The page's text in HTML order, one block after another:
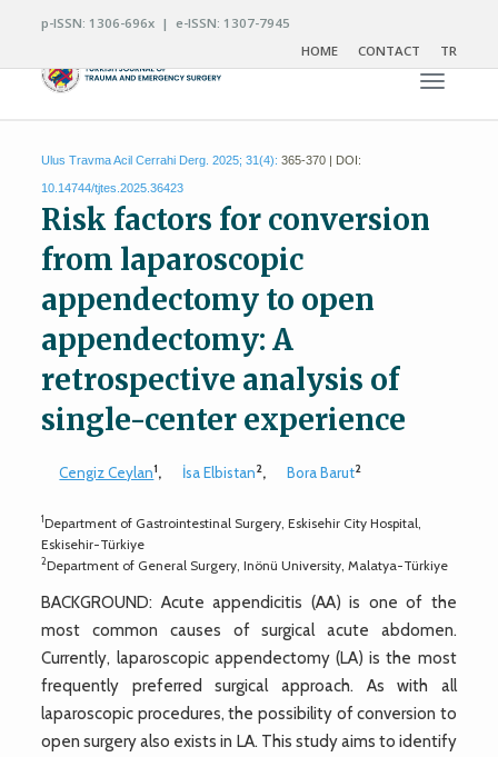
p-ISSN: 1306-696x | e-ISSN: 1307-7945
HOME
CONTACT TR
Toggle
Ulus Travma Acil Cerrahi Derg. 2025; 31(4): 365-370 | DOI:
10.14744/tjtes.2025.36423
Risk factors for conversion
from laparoscopic
appendectomy to open
appendectomy: A
retrospective analysis of
single-center experience
Cengiz Ceylan1, İsa Elbistan2, Bora Barut2
1Department of Gastrointestinal Surgery, Eskisehir City Hospital,
Eskisehir-Türkiye
2Department of General Surgery, Inönü University, Malatya-Türkiye
BACKGROUND: Acute appendicitis (AA) is one of the
most common causes of surgical acute abdomen.
Currently, laparoscopic appendectomy (LA) is the most
frequently preferred surgical approach. As with all
laparoscopic procedures, the possibility of conversion to
open surgery also exists in LA. This study aims to identify